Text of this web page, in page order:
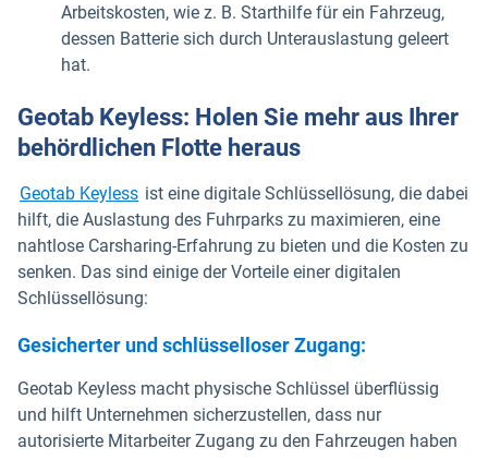
Arbeitskosten, wie z. B. Starthilfe für ein Fahrzeug,
dessen Batterie sich durch Unterauslastung geleert
hat.
Geotab Keyless: Holen Sie mehr aus Ihrer
behördlichen Flotte heraus
Geotab Keyless ist eine digitale Schlüssellösung, die dabei
hilft, die Auslastung des Fuhrparks zu maximieren, eine
nahtlose Carsharing-Erfahrung zu bieten und die Kosten zu
senken. Das sind einige der Vorteile einer digitalen
Schlüssellösung:
Gesicherter und schlüsselloser Zugang:
Geotab Keyless macht physische Schlüssel überflüssig
und hilft Unternehmen sicherzustellen, dass nur
autorisierte Mitarbeiter Zugang zu den Fahrzeugen haben